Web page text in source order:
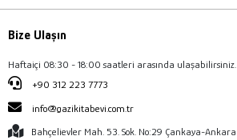
Bize Ulaşın
Haftaiçi 08:30 - 18:00 saatleri arasında ulaşabilirsiniz.
+90 312 223 7773
info@gazikitabevi.com.tr
Bahçelievler Mah. 53. Sok. No:29 Çankaya-Ankara